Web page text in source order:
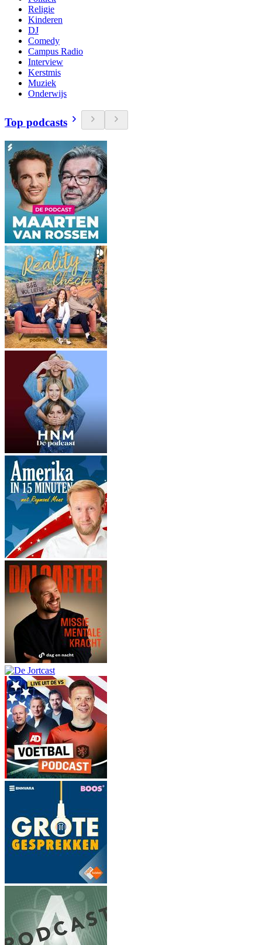
Religie
Kinderen
DJ
Comedy
Campus Radio
Interview
Kerstmis
Muziek
Onderwijs
Top podcasts